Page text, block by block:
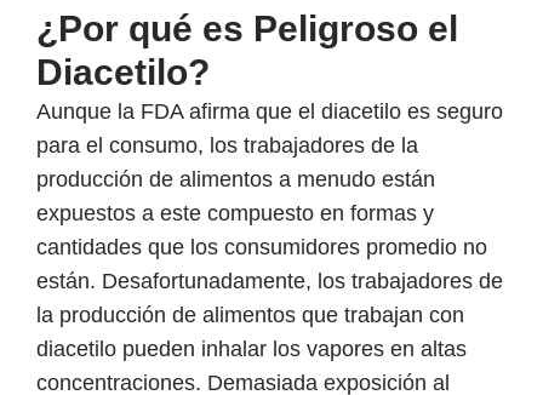
¿Por qué es Peligroso el
Diacetilo?
Aunque la FDA afirma que el diacetilo es seguro
para el consumo, los trabajadores de la
producción de alimentos a menudo están
expuestos a este compuesto en formas y
cantidades que los consumidores promedio no
están. Desafortunadamente, los trabajadores de
la producción de alimentos que trabajan con
diacetilo pueden inhalar los vapores en altas
concentraciones. Demasiada exposición al